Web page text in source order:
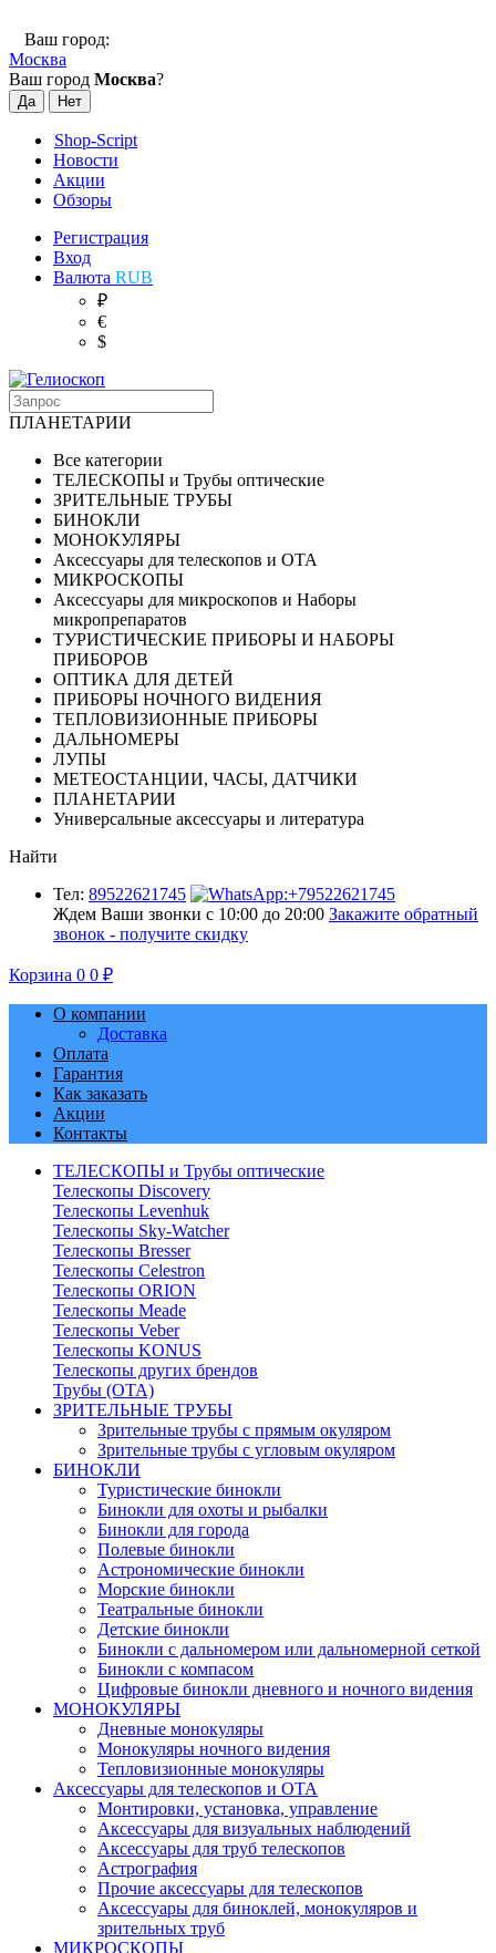
Ваш город:
Москва
Ваш город Москва?
Shop-Script
Новости
Акции
Обзоры
Регистрация
Вход
Валюта RUB
₽
€
$
ПЛАНЕТАРИИ
Все категории
ТЕЛЕСКОПЫ и Трубы оптические
ЗРИТЕЛЬНЫЕ ТРУБЫ
БИНОКЛИ
МОНОКУЛЯРЫ
Аксессуары для телескопов и ОТА
МИКРОСКОПЫ
Аксессуары для микроскопов и Наборы
микропрепаратов
ТУРИСТИЧЕСКИЕ ПРИБОРЫ И НАБОРЫ
ПРИБОРОВ
ОПТИКА ДЛЯ ДЕТЕЙ
ПРИБОРЫ НОЧНОГО ВИДЕНИЯ
ТЕПЛОВИЗИОННЫЕ ПРИБОРЫ
ДАЛЬНОМЕРЫ
ЛУПЫ
МЕТЕОСТАНЦИИ, ЧАСЫ, ДАТЧИКИ
ПЛАНЕТАРИИ
Универсальные аксессуары и литература
Найти
Тел: 89522621745
Ждем Ваши звонки с 10:00 до 20:00 Закажите обратный
звонок - получите скидку
Корзина 0 0 ₽
О компании
Доставка
Оплата
Гарантия
Как заказать
Акции
Контакты
ТЕЛЕСКОПЫ и Трубы оптические
Телескопы Discovery
Телескопы Levenhuk
Телескопы Sky-Watcher
Телескопы Bresser
Телескопы Celestron
Телескопы ORION
Телескопы Meade
Телескопы Veber
Телескопы KONUS
Телескопы других брендов
Трубы (ОТА)
ЗРИТЕЛЬНЫЕ ТРУБЫ
Зрительные трубы с прямым окуляром
Зрительные трубы с угловым окуляром
БИНОКЛИ
Туристические бинокли
Бинокли для охоты и рыбалки
Бинокли для города
Полевые бинокли
Астрономические бинокли
Морские бинокли
Театральные бинокли
Детские бинокли
Бинокли с дальномером или дальномерной сеткой
Бинокли с компасом
Цифровые бинокли дневного и ночного видения
МОНОКУЛЯРЫ
Дневные монокуляры
Монокуляры ночного видения
Тепловизионные монокуляры
Аксессуары для телескопов и ОТА
Монтировки, установка, управление
Аксессуары для визуальных наблюдений
Аксессуары для труб телескопов
Астрография
Прочие аксессуары для телескопов
Аксессуары для биноклей, монокуляров и
зрительных труб
МИКРОСКОПЫ